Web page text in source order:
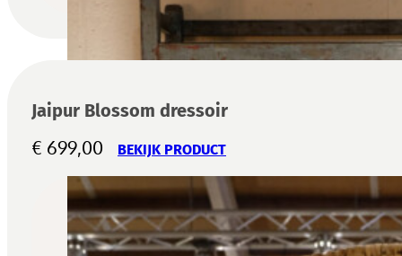
Jaipur Blossom dressoir
€ 699,00 BEKIJK PRODUCT